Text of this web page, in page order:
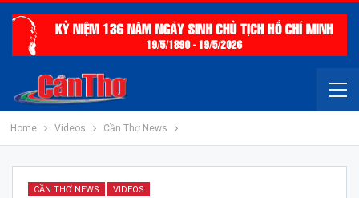
Home Videos Cần Thơ News
CẦN THƠ NEWS VIDEOS